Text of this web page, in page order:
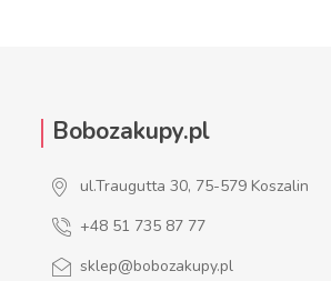
Bobozakupy.pl
ul.Traugutta 30, 75-579 Koszalin
+48 51 735 87 77
sklep@bobozakupy.pl